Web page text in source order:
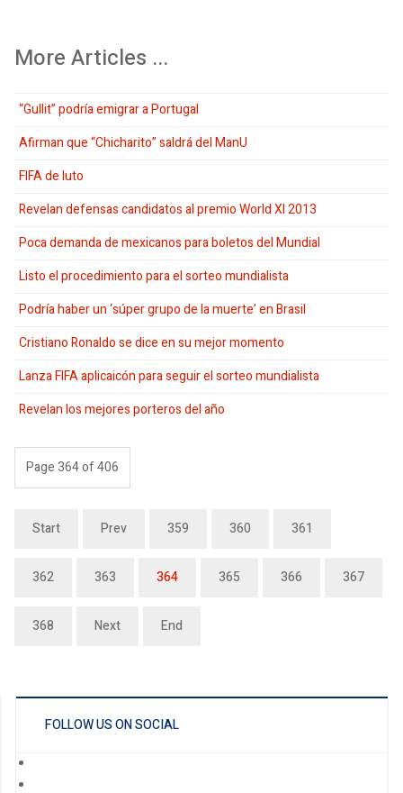
More Articles ...
“Gullit” podría emigrar a Portugal
Afirman que “Chicharito” saldrá del ManU
FIFA de luto
Revelan defensas candidatos al premio World XI 2013
Poca demanda de mexicanos para boletos del Mundial
Listo el procedimiento para el sorteo mundialista
Podría haber un ‘súper grupo de la muerte’ en Brasil
Cristiano Ronaldo se dice en su mejor momento
Lanza FIFA aplicaicón para seguir el sorteo mundialista
Revelan los mejores porteros del año
Page 364 of 406
Start Prev 359 360 361
362 363 364 365 366 367
368 Next End
FOLLOW US ON SOCIAL